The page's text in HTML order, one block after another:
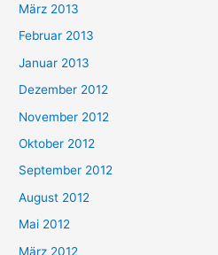
März 2013
Februar 2013
Januar 2013
Dezember 2012
November 2012
Oktober 2012
September 2012
August 2012
Mai 2012
März 2012